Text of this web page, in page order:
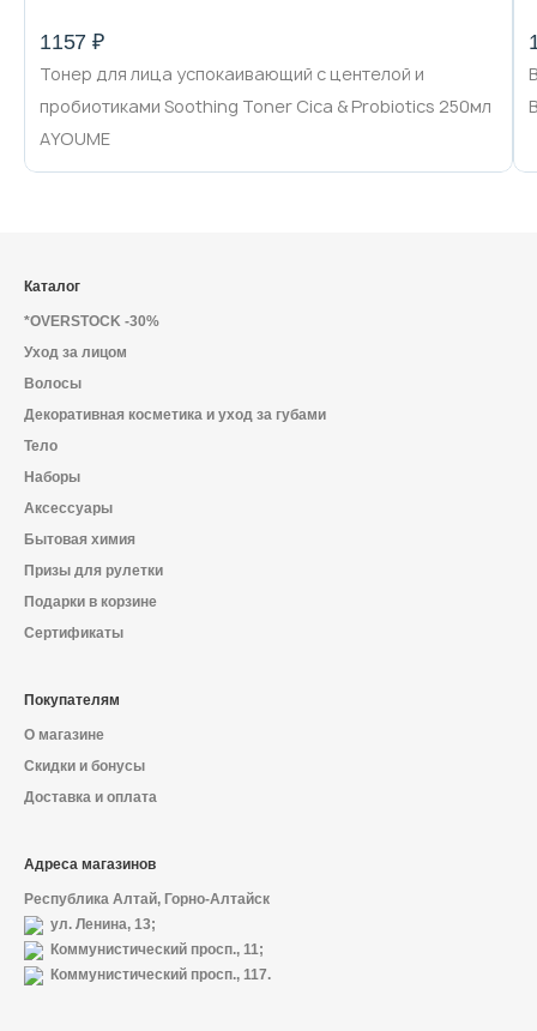
1157 ₽
Тонер для лица успокаивающий с центелой и
пробиотиками Soothing Toner Cica & Probiotics 250мл
AYOUME
Каталог
*OVERSTOCK -30%
Уход за лицом
Волосы
Декоративная косметика и уход за губами
Тело
Наборы
Аксессуары
Бытовая химия
Призы для рулетки
Подарки в корзине
Сертификаты
Покупателям
О магазине
Скидки и бонусы
Доставка и оплата
Адреса магазинов
Республика Алтай, Горно-Алтайск
ул. Ленина, 13;
Коммунистический просп., 11;
Коммунистический просп., 117.